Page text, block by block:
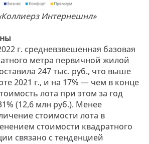
Интернешнл»
г. средневзвешенная базовая
метра первичной жилой
247 тыс. руб., что выше
2021 г., и на 17% — чем в конце
лота при этом за год
(12,6 млн руб.). Менее
стоимости лота в
стоимости квадратного
связано с тенденцией